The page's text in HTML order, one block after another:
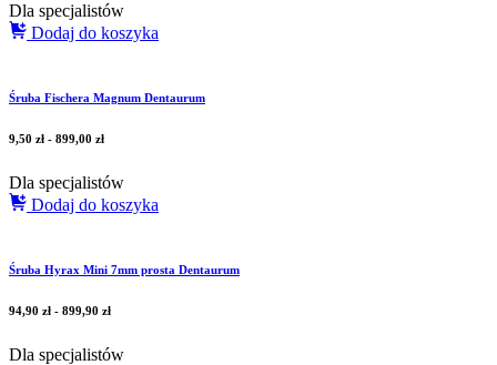
Dla specjalistów
Dodaj do koszyka
Śruba Fischera Magnum Dentaurum
9,50 zł - 899,00 zł
Dla specjalistów
Dodaj do koszyka
Śruba Hyrax Mini 7mm prosta Dentaurum
94,90 zł - 899,90 zł
Dla specjalistów